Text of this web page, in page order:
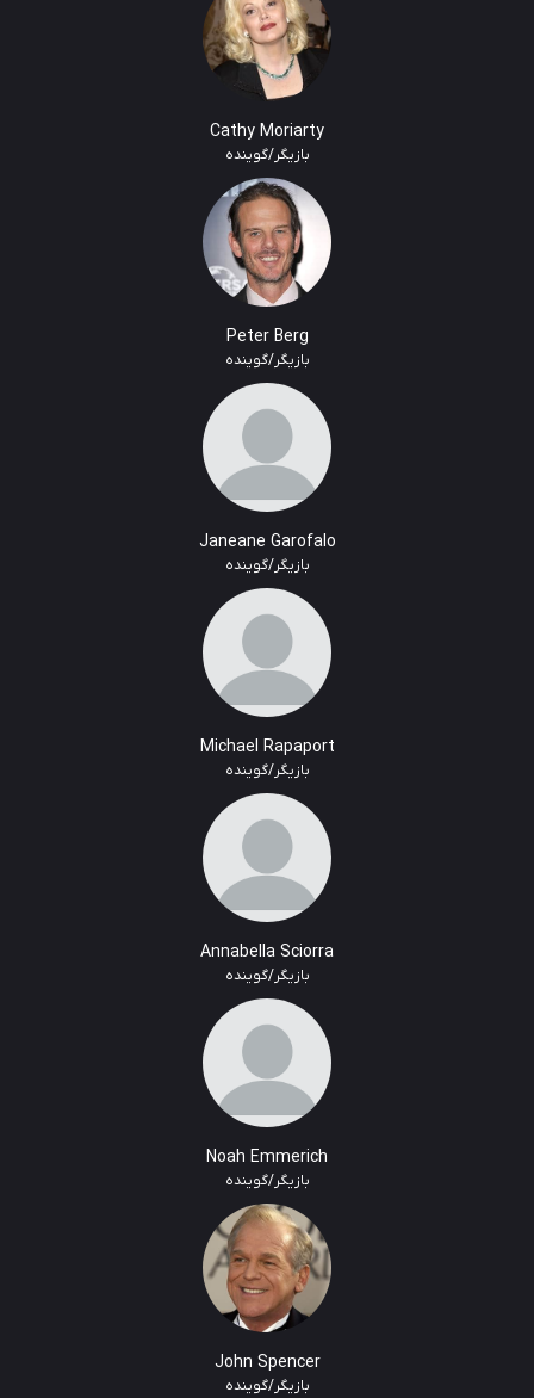
Cathy Moriarty
بازیگر/گوینده
Peter Berg
بازیگر/گوینده
Janeane Garofalo
بازیگر/گوینده
Michael Rapaport
بازیگر/گوینده
Annabella Sciorra
بازیگر/گوینده
Noah Emmerich
بازیگر/گوینده
John Spencer
بازیگر/گوینده